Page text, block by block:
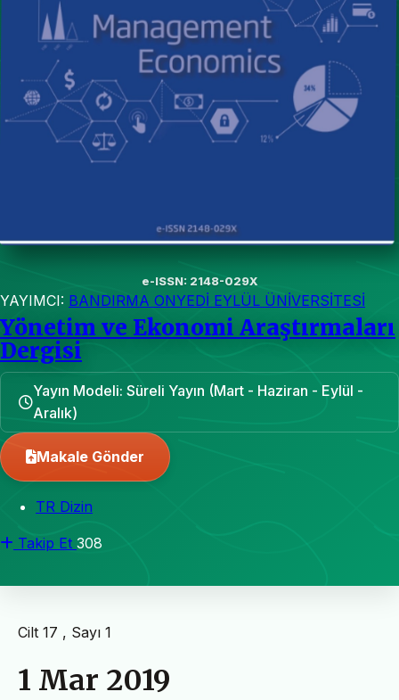
e-ISSN: 2148-029X
YAYIMCI: BANDIRMA ONYEDİ EYLÜL ÜNİVERSİTESİ
Yönetim ve Ekonomi Araştırmaları
Dergisi
Yayın Modeli: Süreli Yayın (Mart - Haziran - Eylül -
Aralık)
Makale Gönder
TR Dizin
Takip Et 308
Cilt 17 , Sayı 1
1 Mar 2019